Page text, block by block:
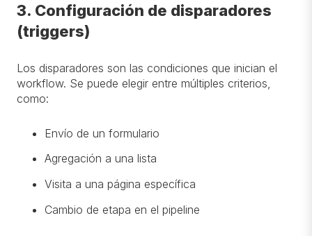
3. Configuración de disparadores
(triggers)
Los disparadores son las condiciones que inician el
workflow. Se puede elegir entre múltiples criterios,
como:
Envío de un formulario
Agregación a una lista
Visita a una página específica
Cambio de etapa en el pipeline